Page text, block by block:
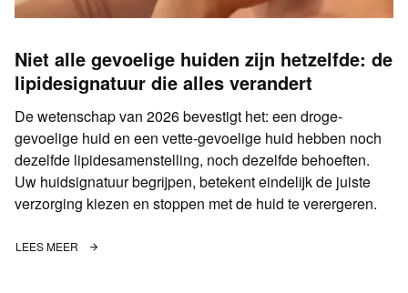
Niet alle gevoelige huiden zijn hetzelfde: de
lipidesignatuur die alles verandert
De wetenschap van 2026 bevestigt het: een droge-
gevoelige huid en een vette-gevoelige huid hebben noch
dezelfde lipidesamenstelling, noch dezelfde behoeften.
Uw huidsignatuur begrijpen, betekent eindelijk de juiste
verzorging kiezen en stoppen met de huid te verergeren.
LEES MEER